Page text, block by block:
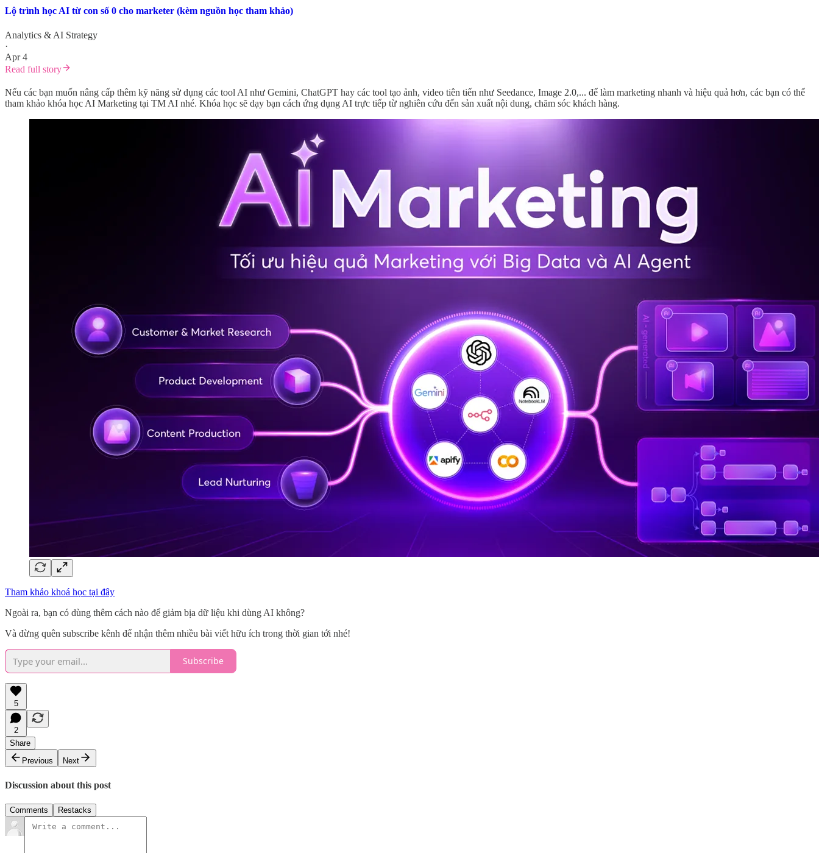
Lộ trình học AI từ con số 0 cho marketer (kèm nguồn học tham khảo)
Analytics & AI Strategy
·
Apr 4
Read full story
Nếu các bạn muốn nâng cấp thêm kỹ năng sử dụng các tool AI như Gemini, ChatGPT hay các tool tạo ảnh, video tiên tiến như Seedance, Image 2.0,... để làm marketing nhanh và hiệu quả hơn, các bạn có thể
tham khảo khóa học AI Marketing tại TM AI nhé. Khóa học sẽ dạy bạn cách ứng dụng AI trực tiếp từ nghiên cứu đến sản xuất nội dung, chăm sóc khách hàng.
Tham khảo khoá học tại đây
Ngoài ra, bạn có dùng thêm cách nào để giảm bịa dữ liệu khi dùng AI không?
Và đừng quên subscribe kênh để nhận thêm nhiều bài viết hữu ích trong thời gian tới nhé!
Subscribe
5
2
Share
Previous
Next
Discussion about this post
Comments Restacks